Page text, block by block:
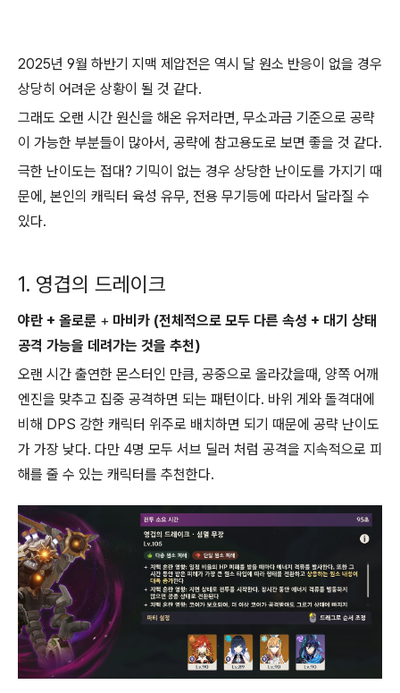
2025년 9월 하반기 지맥 제압전은 역시 달 원소 반응이 없을 경우
상당히 어려운 상황이 될 것 같다.
그래도 오랜 시간 원신을 해온 유저라면, 무소과금 기준으로 공략
이 가능한 부분들이 많아서, 공략에 참고용도로 보면 좋을 것 같다.
극한 난이도는 접대? 기믹이 없는 경우 상당한 난이도를 가지기 때
문에, 본인의 캐릭터 육성 유무, 전용 무기등에 따라서 달라질 수
있다.
1. 영겹의 드레이크
야란 + 올로룬 + 마비카 (전체적으로 모두 다른 속성 + 대기 상태
공격 가능을 데려가는 것을 추천)
오랜 시간 출연한 몬스터인 만큼, 공중으로 올라갔을때, 양쪽 어깨
엔진을 맞추고 집중 공격하면 되는 패턴이다. 바위 게와 돌격대에
비해 DPS 강한 캐릭터 위주로 배치하면 되기 때문에 공략 난이도
가 가장 낮다. 다만 4명 모두 서브 딜러 처럼 공격을 지속적으로 피
해를 줄 수 있는 캐릭터를 추천한다.